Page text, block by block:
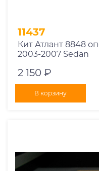
11437
Кит Атлант 8848
2003-2007 Sedan
2 150 ₽
В корзину